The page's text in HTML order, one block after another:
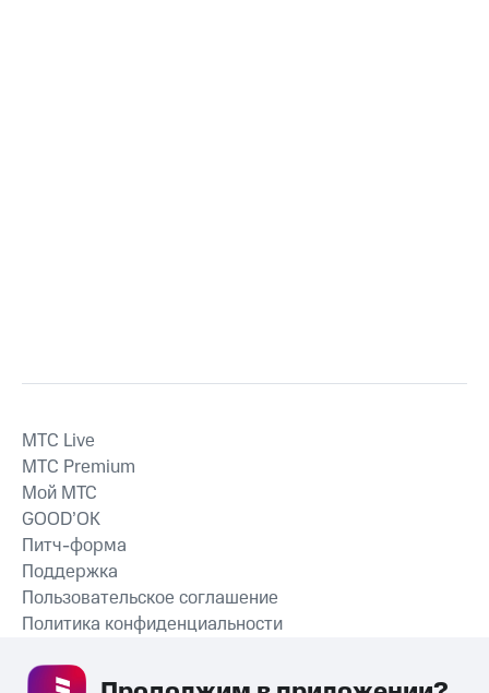
СКАЧАТЬ ПРИЛОЖЕНИЕ
MTС Live
MTС Premium
Мой МТС
GOOD’OK
Питч-форма
Поддержка
Пользовательское соглашение
Политика конфиденциальности